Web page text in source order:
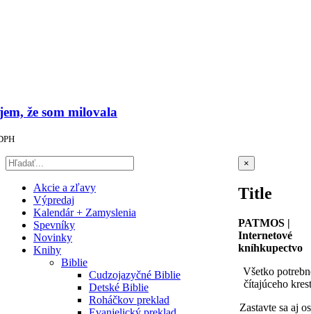
že som milovala
Akcie a zľavy
Výpredaj
Kalendár + Zamyslenia
Spevníky
Novinky
Knihy
Biblie
Cudzojazyčné Biblie
Detské Biblie
Roháčkov preklad
Zatvoriť
rýchle
produktu
×
Title
PATMOS |
Internetové
kníhkupectvo
Všetko
čítajúceho
Zastavte sa aj